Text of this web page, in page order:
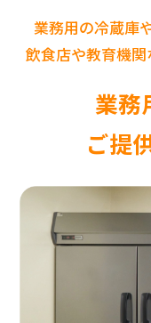
業務用の冷蔵庫
飲食店や教育機
業務
ご提